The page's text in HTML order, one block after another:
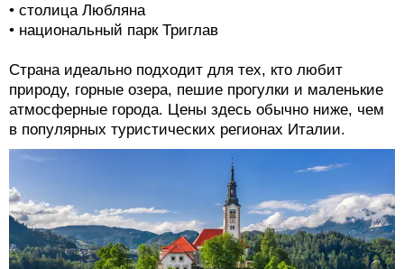
• столица Любляна
• национальный парк Триглав
Страна идеально подходит для тех, кто любит
природу, горные озера, пешие прогулки и маленькие
атмосферные города. Цены здесь обычно ниже, чем
в популярных туристических регионах Италии.